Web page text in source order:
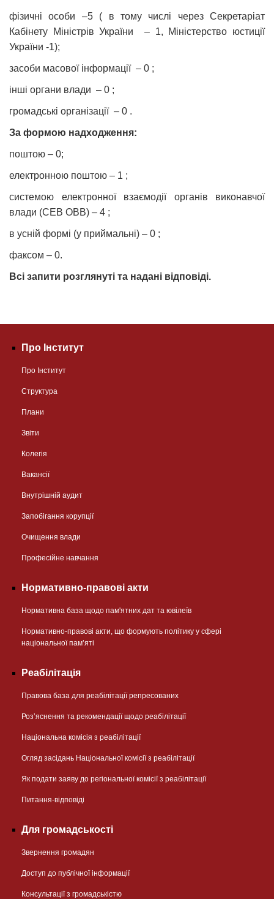
фізичні особи –5 ( в тому числі через Секретаріат
Кабінету Міністрів України – 1, Міністерство юстиції
України -1);
засоби масової інформації – 0 ;
інші органи влади – 0 ;
громадські організації – 0 .
За формою надходження:
поштою – 0;
електронною поштою – 1 ;
системою електронної взаємодії органів виконавчої
влади (СЕВ ОВВ) – 4 ;
в усній формі (у приймальні) – 0 ;
факсом – 0.
Всі запити розглянуті та надані відповіді.
Про Інститут
Про Інститут
Структура
Плани
Звіти
Колегія
Вакансії
Внутрішній аудит
Запобігання корупції
Очищення влади
Професійне навчання
Нормативно-правові акти
Нормативна база щодо пам'ятних дат та ювілеїв
Нормативно-правові акти, що формують політику у сфері
національної памʼяті
Реабілітація
Правова база для реабілітації репресованих
Розʼяснення та рекомендації щодо реабілітації
Національна комісія з реабілітації
Огляд засідань Національної комісії з реабілітації
Як подати заяву до регіональної комісії з реабілітації
Питання-відповіді
Для громадськості
Звернення громадян
Доступ до публічної інформації
Консультації з громадськістю